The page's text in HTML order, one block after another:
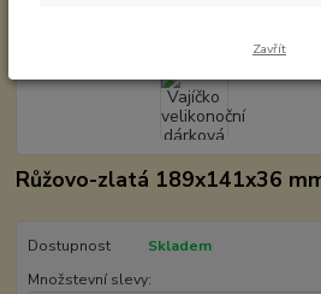
Růžovo-zlatá 189x141x36
Dostupnost
Skladem
Množstevní slevy:
Zavřít